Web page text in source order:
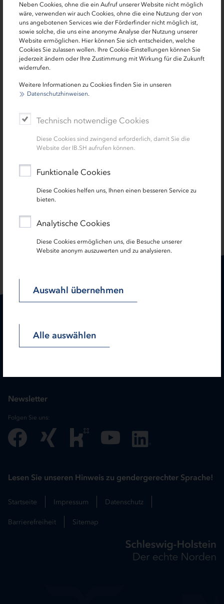
Neben Cookies, ohne die ein Aufruf unserer Website nicht möglich
wäre, verwenden wir auch Cookies, ohne die eine Nutzung der von
uns angebotenen Services wie der Förderfinder nicht möglich ist,
sowie solche, die uns eine anonyme Analyse der Nutzung unserer
Website ermöglichen. Hier können Sie sich entscheiden, welche
Cookies Sie zulassen wollen. Ihre Cookie-Einstellungen können Sie
jederzeit ändern oder Ihre Zustimmung mit Wirkung für die Zukunft
widerrufen.
Weitere Informationen zu Cookies finden Sie in unseren
Datenschutzhinweisen.
Technisch notwendige Cookies
Diese Cookies sind zwingend erforderlich, damit Sie die
Website der IB.SH aufrufen können.
Funktionale Cookies
Diese Cookies helfen uns, Ihnen einen besseren Service zu
bieten.
Analytische Cookies
Diese Cookies ermöglichen uns, die Besuche unserer
Website anonym auszuwerten und zu analysieren.
Auswahl übernehmen
Alle auswählen
Vorhabens durch die Einbeziehung öffentlicher Mittel
optimieren wollen. Für die Unternehmen ist es hilfreich,
sich bereits im Vorfeld eines Bankengesprächs
ausreichend über die entsprechenden Programme zu
informieren. Sie sollten einen konkreten Kapitalbedarf
haben oder benötigen aufgrund der aktuellen Situation
weitere finanzielle Mittel. Das Vorhaben sollte soweit
konkretisiert sein, dass ein aussagefähiges Konzept
Die Beratung selbst ist hybrid ausgestaltet, d. h. Sie
können online am Schreibtisch oder auch vor Ort in
Enge-Sande an der Veranstaltung teilnehmen.
Anmeldungkönnen Sie
Kontakt
Newsletter
Folgen Sie uns:
Lesen Sie unseren Hinweis zu gendergerechter Sprache!
Startseite Impressum Datenschutz
Barrierefreiheit Sitemap